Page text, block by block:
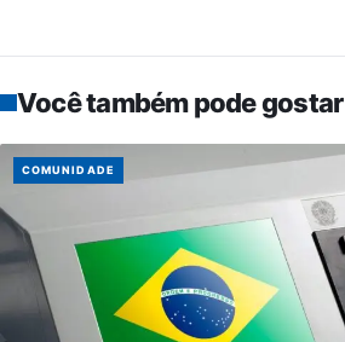
Você também pode gostar
COMUNIDADE